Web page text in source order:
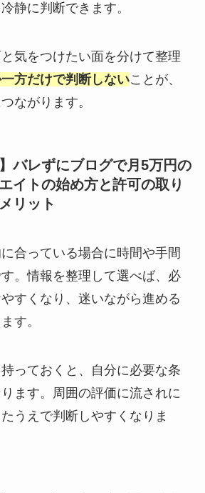
静に判断できます。
気をつけたい面を分けて整理
方だけで判断しないことが、
ながります。
バレずにブログで月5万円の
イトの始め方と許可の取り
リット
合っている場合に時間や手間
。情報を整理して選べば、必
すくなり、迷いながら進める
す。
っておくと、自分に必要な条
ます。周囲の評価に流されに
うえで判断しやすくなりま